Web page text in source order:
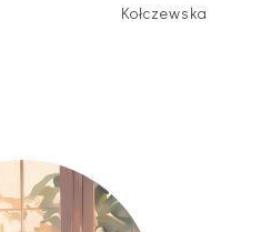
Kołczewska